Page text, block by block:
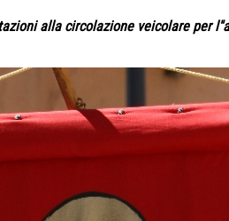
alla circolazione veicolare per